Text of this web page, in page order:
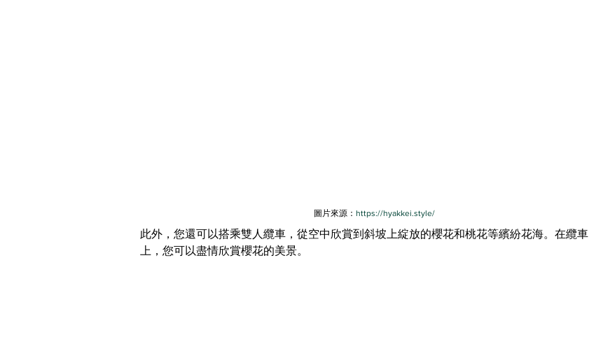
圖片來源： https://hyakkei.style/
此外，您還可以搭乘雙人纜車，從空中欣賞到斜坡上綻放的櫻花和桃花等繽紛花海。在纜車
上，您可以盡情欣賞櫻花的美景。